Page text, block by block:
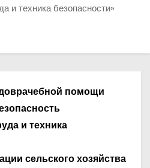
и техника безопасности»
помощи
и техника
сельского хозяйства